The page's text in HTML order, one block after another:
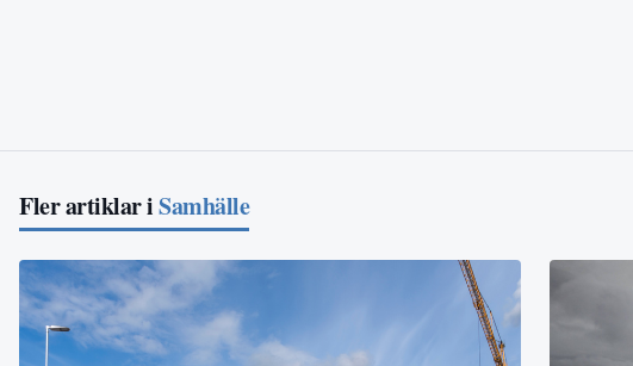
Fler artiklar iSamhälle